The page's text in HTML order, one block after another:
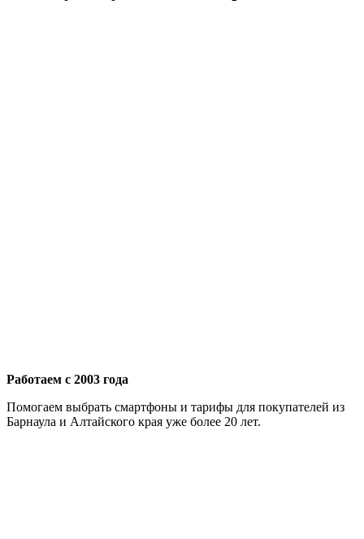
Работаем с 2003 года
Помогаем выбрать смартфоны и тарифы для покупателей из
Барнаула и Алтайского края уже более 20 лет.